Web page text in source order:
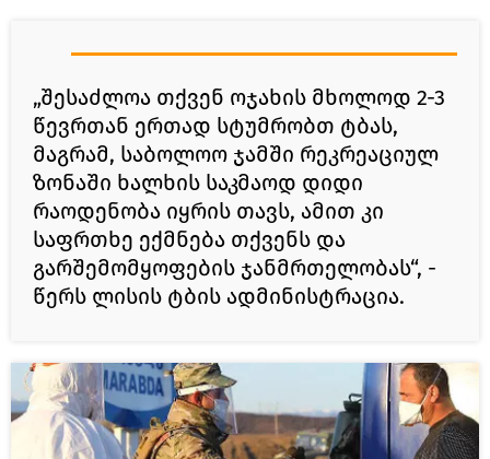
„შესაძლოა თქვენ ოჯახის მხოლოდ 2-3
წევრთან ერთად სტუმრობთ ტბას,
მაგრამ, საბოლოო ჯამში რეკრეაციულ
ზონაში ხალხის საკმაოდ დიდი
რაოდენობა იყრის თავს, ამით კი
საფრთხე ექმნება თქვენს და
გარშემომყოფების ჯანმრთელობას“, -
წერს ლისის ტბის ადმინისტრაცია.